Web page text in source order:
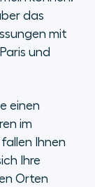
das
mit
und
einen
im
Ihnen
Ihre
Orten